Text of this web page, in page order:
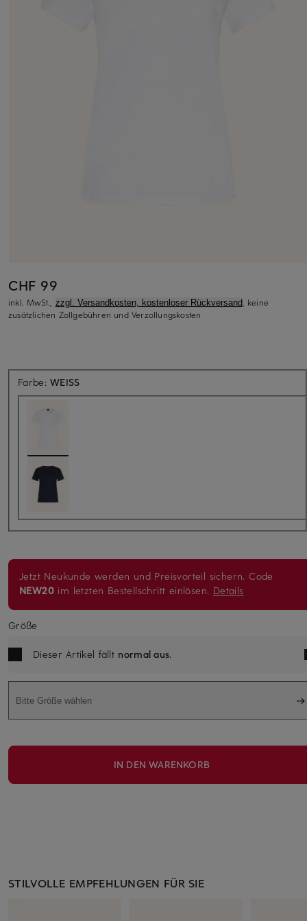
CHF 99
inkl. MwSt., zzgl. Versandkosten, kostenloser Rückversand, keine
zusätzlichen Zollgebühren und Verzollungskosten
Farbe:WEISS
Jetzt Neukunde werden und Preisvorteil sichern. Code
NEW20 im letzten Bestellschritt einlösen. Details
Größe
Dieser Artikel fällt normal aus.
Bitte Größe wählen
IN DEN WARENKORB
STILVOLLE EMPFEHLUNGEN FÜR SIE